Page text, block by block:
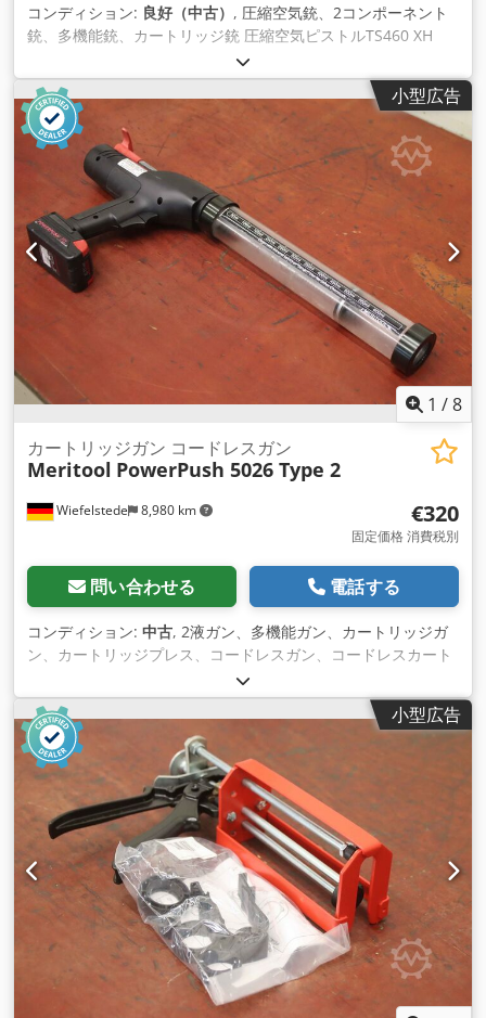
コンディション: 良好（中古） , 圧縮空気銃、2コンポーネント
銃、多機能銃、カートリッジ銃 圧縮空気ピストルTS460 XH
は、サイドバイサイドカートリッジ490ml用の圧縮空気ピスト
ルです。圧縮空気ピストルTS460 XHは、2K接着剤と2Kシーラ
ントの処理に適しています。 -充電式電池 - カートリッジ - ピ
ストル -2x: 電池 3、6 V/Li イオン -と: 充電器とケース Dsdpsd
Saccofx Alyskr -寸法図。640/300/H160 mm -重量：4.7kg
小型広告
1 /8
Wiefelstede 8,980 km
カートリッジガン コードレスガン
Meritool PowerPush 5026 Type 2
€320
固定価格 消費税別
問い合わせる 電話する
コンディション: 中古, 2液ガン、多機能ガン、カートリッジガ
ン、カートリッジプレス、コードレスガン、コードレスカート
リッジプレス -メーカー：Meritool、コードレスガン
PowerPush 5026 Type 2 -カートリッジ: 600 ml -付属品：20V
バッテリー、写真参照 -寸法：630/80/H290 mm
Djdpjuwggwjfx Alyokr -重量：2.3 kg
小型広告